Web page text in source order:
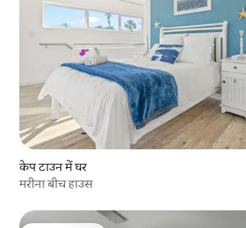
केप टाउन में घर
मरीना बीच हाउस